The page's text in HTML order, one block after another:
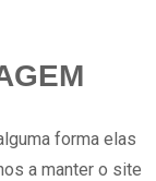
forma elas
a manter o site